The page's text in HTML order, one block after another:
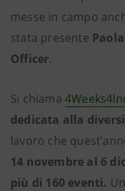
messe in campo
stata presente
Officer.
Si chiama
dedicata alla
lavoro che
14 novembre al 6
più di 160 eventi.